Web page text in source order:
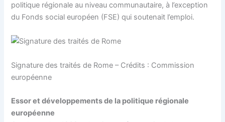
politique régionale au niveau communautaire, à l’exception
du Fonds social européen (FSE) qui soutenait l’emploi.
Signature des traités de Rome – Crédits : Commission
européenne
Essor et développements de la politique régionale
européenne